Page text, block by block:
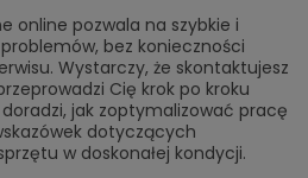
online pozwala na szybkie i
bez konieczności
Wystarczy, że skontaktujesz
Cię krok po kroku
jak zoptymalizować pracę
dotyczących
w doskonałej kondycji.